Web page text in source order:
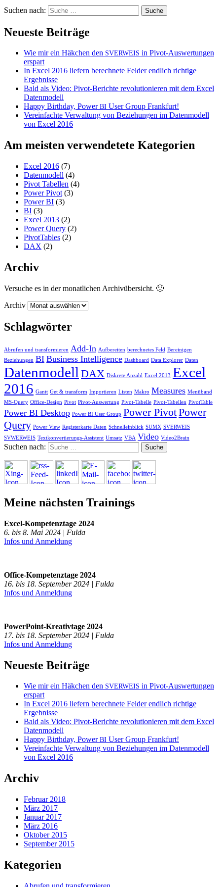
Suchen nach:
Neueste Beiträge
Wie mir ein Häkchen den SVERWEIS in Pivot-Auswertungen
erspart
In Excel 2016 liefern berechnete Felder endlich richtige
Ergebnisse
Bald als Video: Pivot-Berichte revolutionieren mit dem Excel
Datenmodell
Happy Birthday, PowerBI User Group Frankfurt!
Vereinfachte Verwaltung von Beziehungen im Datenmodell
von Excel 2016
Am meisten verwendetete Kategorien
Excel 2016 (7)
Datenmodell (4)
Pivot Tabellen (4)
Power Pivot (3)
Power BI (3)
BI (3)
Excel 2013 (2)
Power Query (2)
PivotTables (2)
DAX (2)
Archiv
Versuche es in der monatlichen Archivübersicht. 🙂
Archiv
Schlagwörter
Abrufen und transformieren Add-In Aufbereiten berechnetes Feld Bereinigen
Beziehungen BI Business Intelligence Dashboard Data Explorer Daten
Datenmodell DAX Diskrete Anzahl Excel 2013 Excel
2016 Gantt Get & transform Importieren Listen Makro Measures Menüband
MS-Query Office-Design Pivot Pivot-Auswertung Pivot-Tabelle Pivot-Tabellen PivotTable
Power BI Desktop Power BI User Group Power PivotPower
Query Power View Registerkarte Daten Schnelleinblick SUMX SVERWEIS
SVWERWEIS Textkonvertierungs-Assistent Umsatz VBA Video Video2Brain
Suchen nach:
Meine nächsten Trainings
Excel-Kompetenztage 2024
6. bis 8. Mai 2024 | Fulda
Infos und Anmeldung
Office-Kompetenztage 2024
16. bis 18. September 2024 | Fulda
Infos und Anmeldung
PowerPoint-Kreativtage 2024
17. bis 18. September 2024 | Fulda
Infos und Anmeldung
Neueste Beiträge
Wie mir ein Häkchen den SVERWEIS in Pivot-Auswertungen
erspart
In Excel 2016 liefern berechnete Felder endlich richtige
Ergebnisse
Bald als Video: Pivot-Berichte revolutionieren mit dem Excel
Datenmodell
Happy Birthday, PowerBI User Group Frankfurt!
Vereinfachte Verwaltung von Beziehungen im Datenmodell
von Excel 2016
Archiv
Februar 2018
März 2017
Januar 2017
März 2016
Oktober 2015
September 2015
Kategorien